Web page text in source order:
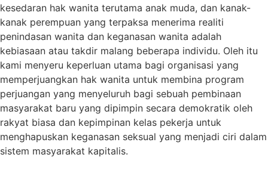
kesedaran hak wanita terutama anak muda, dan kanak-
kanak perempuan yang terpaksa menerima realiti
penindasan wanita dan keganasan wanita adalah
kebiasaan atau takdir malang beberapa individu. Oleh itu
kami menyeru keperluan utama bagi organisasi yang
memperjuangkan hak wanita untuk membina program
perjuangan yang menyeluruh bagi sebuah pembinaan
masyarakat baru yang dipimpin secara demokratik oleh
rakyat biasa dan kepimpinan kelas pekerja untuk
menghapuskan keganasan seksual yang menjadi ciri dalam
sistem masyarakat kapitalis.